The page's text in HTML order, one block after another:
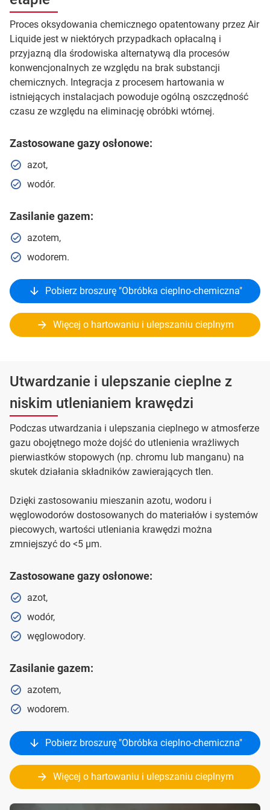
Proces oksydowania chemicznego opatentowany przez Air
Liquide jest w niektórych przypadkach opłacalną i
przyjazną dla środowiska alternatywą dla procesów
konwencjonalnych ze względu na brak substancji
chemicznych. Integracja z procesem hartowania w
istniejących instalacjach powoduje ogólną oszczędność
czasu ze względu na eliminację obróbki wtórnej.
Zastosowane gazy osłonowe:
azot,
wodór.
Zasilanie gazem:
azotem,
wodorem.
Pobierz broszurę "Obróbka cieplno-chemiczna"
Więcej o hartowaniu i ulepszaniu cieplnym
Utwardzanie i ulepszanie cieplne z
niskim utlenianiem krawędzi
Podczas utwardzania i ulepszania cieplnego w atmosferze
gazu obojętnego może dojść do utlenienia wrażliwych
pierwiastków stopowych (np. chromu lub manganu) na
skutek działania składników zawierających tlen.
Dzięki zastosowaniu mieszanin azotu, wodoru i
węglowodorów dostosowanych do materiałów i systemów
piecowych, wartości utleniania krawędzi można
zmniejszyć do <5 μm.
Zastosowane gazy osłonowe:
azot,
wodór,
węglowodory.
Zasilanie gazem:
azotem,
wodorem.
Pobierz broszurę "Obróbka cieplno-chemiczna"
Więcej o hartowaniu i ulepszaniu cieplnym